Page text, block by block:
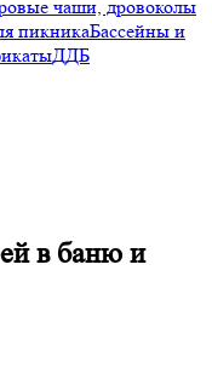
чаши, дровоколы
пикникаБассейны и
ДДБ
в баню и